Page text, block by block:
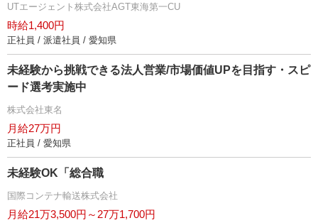
UTエージェント株式会社AGT東海第一CU
時給1,400円
正社員 / 派遣社員 / 愛知県
未経験から挑戦できる法人営業/市場価値UPを目指す・スピ
ード選考実施中
株式会社東名
月給27万円
正社員 / 愛知県
未経験OK「総合職
国際コンテナ輸送株式会社
月給21万3,500円～27万1,700円